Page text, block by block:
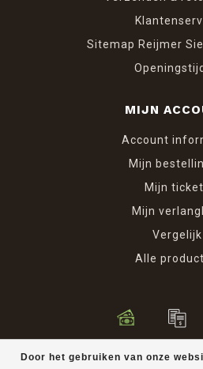
Door het gebruiken van onze
Sitemap Reijmer
MIJN
Account
Mijn
Mijn
Mijn
Vergelijk
Alle
© Copyright 2026